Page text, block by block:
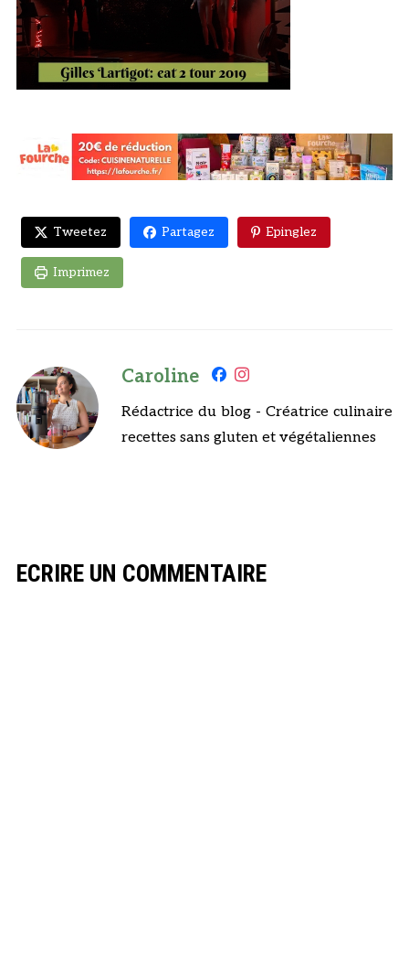
Tweetez Partagez Epinglez
Imprimez
Caroline
Rédactrice du blog - Créatrice culinaire
recettes sans gluten et végétaliennes
ECRIRE UN COMMENTAIRE